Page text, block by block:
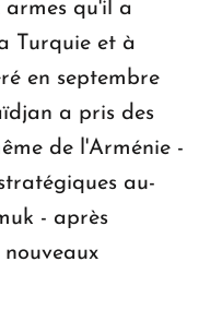
armes qu'il a
Turquie et à
en septembre
a pris des
de l'Arménie -
au-
- après